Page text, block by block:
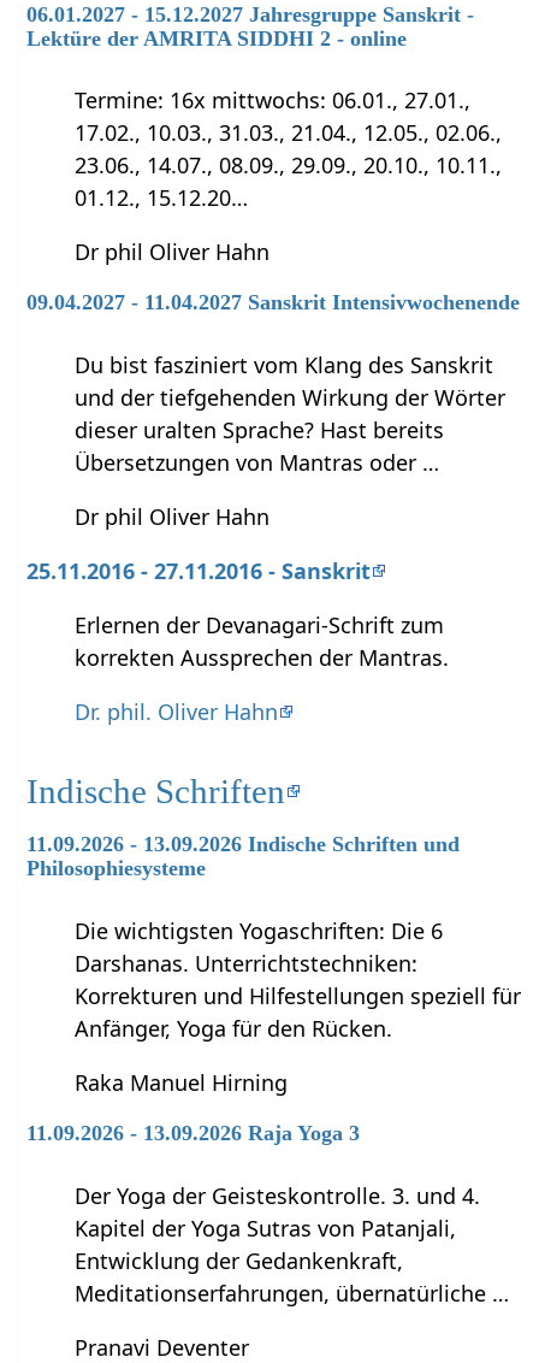
06.01.2027 - 15.12.2027 Jahresgruppe Sanskrit -
Lektüre der AMRITA SIDDHI 2 - online
Termine: 16x mittwochs: 06.01., 27.01.,
17.02., 10.03., 31.03., 21.04., 12.05., 02.06.,
23.06., 14.07., 08.09., 29.09., 20.10., 10.11.,
01.12., 15.12.20…
Dr phil Oliver Hahn
09.04.2027 - 11.04.2027 Sanskrit Intensivwochenende
Du bist fasziniert vom Klang des Sanskrit
und der tiefgehenden Wirkung der Wörter
dieser uralten Sprache? Hast bereits
Übersetzungen von Mantras oder …
Dr phil Oliver Hahn
25.11.2016 - 27.11.2016 - Sanskrit
Erlernen der Devanagari-Schrift zum
korrekten Aussprechen der Mantras.
Dr. phil. Oliver Hahn
Indische Schriften
11.09.2026 - 13.09.2026 Indische Schriften und
Philosophiesysteme
Die wichtigsten Yogaschriften: Die 6
Darshanas. Unterrichtstechniken:
Korrekturen und Hilfestellungen speziell für
Anfänger, Yoga für den Rücken.
Raka Manuel Hirning
11.09.2026 - 13.09.2026 Raja Yoga 3
Der Yoga der Geisteskontrolle. 3. und 4.
Kapitel der Yoga Sutras von Patanjali,
Entwicklung der Gedankenkraft,
Meditationserfahrungen, übernatürliche …
Pranavi Deventer